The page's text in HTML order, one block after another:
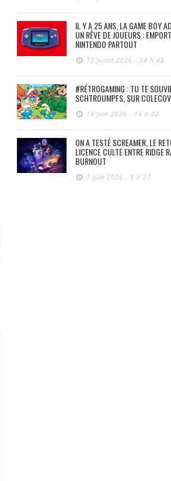
IL Y A 25 ANS, LA GAME BOY
UN RÊVE DE JOUEURS :
NINTENDO PARTOUT
13 juillet 2026 - 14 h 48
#RÉTROGAMING : TU TE
SCHTROUMPFS, SUR
19 juin 2026 - 19 h 02
ON A TESTÉ SCREAMER, LE
LICENCE CULTE ENTRE RIDGE
BURNOUT
7 juin 2026 - 9 h 27